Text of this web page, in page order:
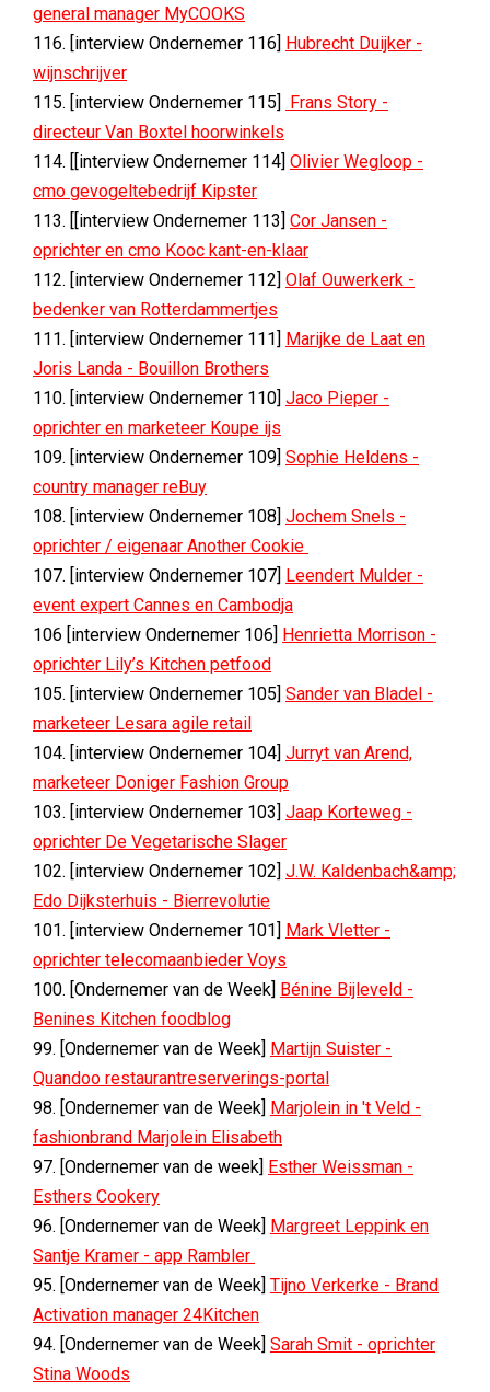
general manager MyCOOKS
116. [interview Ondernemer 116] Hubrecht Duijker -
wijnschrijver
115. [interview Ondernemer 115] Frans Story -
directeur Van Boxtel hoorwinkels
114. [[interview Ondernemer 114] Olivier Wegloop -
cmo gevogeltebedrijf Kipster
113. [[interview Ondernemer 113] Cor Jansen -
oprichter en cmo Kooc kant-en-klaar
112. [interview Ondernemer 112] Olaf Ouwerkerk -
bedenker van Rotterdammertjes
111. [interview Ondernemer 111] Marijke de Laat en
Joris Landa - Bouillon Brothers
110. [interview Ondernemer 110] Jaco Pieper -
oprichter en marketeer Koupe ijs
109. [interview Ondernemer 109] Sophie Heldens -
country manager reBuy
108. [interview Ondernemer 108] Jochem Snels -
oprichter / eigenaar Another Cookie
107. [interview Ondernemer 107] Leendert Mulder -
event expert Cannes en Cambodja
106 [interview Ondernemer 106] Henrietta Morrison -
oprichter Lily’s Kitchen petfood
105. [interview Ondernemer 105] Sander van Bladel -
marketeer Lesara agile retail
104. [interview Ondernemer 104] Jurryt van Arend,
marketeer Doniger Fashion Group
103. [interview Ondernemer 103] Jaap Korteweg -
oprichter De Vegetarische Slager
102. [interview Ondernemer 102] J.W. Kaldenbach&amp;
Edo Dijksterhuis - Bierrevolutie
101. [interview Ondernemer 101] Mark Vletter -
oprichter telecomaanbieder Voys
100. [Ondernemer van de Week] Bénine Bijleveld -
Benines Kitchen foodblog
99. [Ondernemer van de Week] Martijn Suister -
Quandoo restaurantreserverings-portal
98. [Ondernemer van de Week] Marjolein in 't Veld -
fashionbrand Marjolein Elisabeth
97. [Ondernemer van de week] Esther Weissman -
Esthers Cookery
96. [Ondernemer van de Week] Margreet Leppink en
Santje Kramer - app Rambler
95. [Ondernemer van de Week] Tijno Verkerke - Brand
Activation manager 24Kitchen
94. [Ondernemer van de Week] Sarah Smit - oprichter
Stina Woods